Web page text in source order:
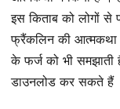
इस किताब को लोगों से
फ्रैंकलिन की आत्मकथा
के फर्ज को भी
डाउनलोड कर सकते हैं